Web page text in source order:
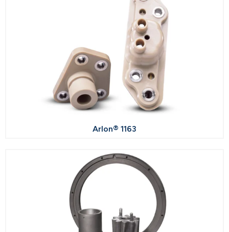
Arlon® 1163